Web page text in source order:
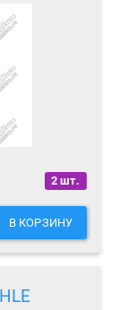
2 шт.
В КОРЗИНУ